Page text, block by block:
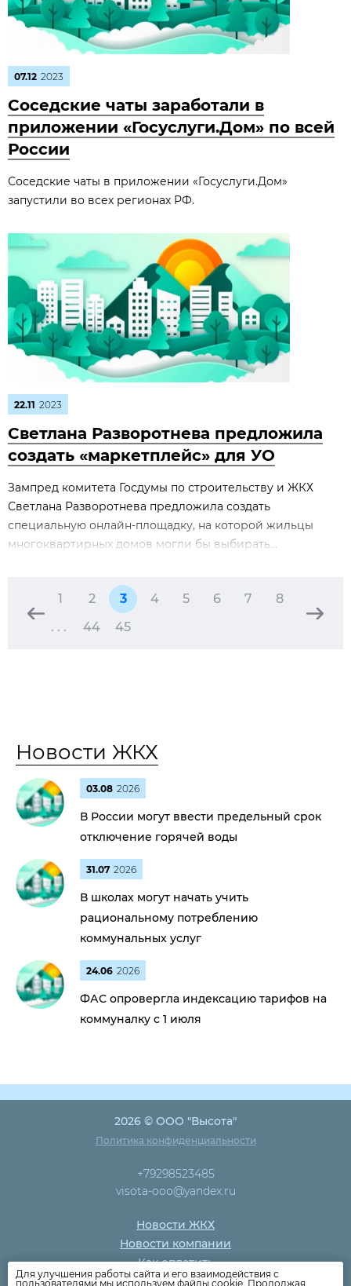
07.12 2023
Соседские чаты заработали в
приложении «Госуслуги.Дом» по всей
России
Соседские чаты в приложении «Госуслуги.Дом»
запустили во всех регионах РФ.
22.11 2023
Светлана Разворотнева предложила
создать «маркетплейс» для УО
Зампред комитета Госдумы по строительству и ЖКХ
Светлана Разворотнева предложила создать
специальную онлайн-площадку, на которой жильцы
многоквартирных домов могли бы выбирать...
1 2 3 4 5 6 7
8
. . .
44 45
Новости ЖКХ
03.08 2026
В России могут ввести предельный срок
отключение горячей воды
31.07 2026
В школах могут начать учить
рациональному потреблению
коммунальных услуг
24.06 2026
ФАС опровергла индексацию тарифов на
коммуналку с 1 июля
2026 © ООО "Высота"
Политика конфиденциальности
+79298523485
visota-ooo@yandex.ru
Новости ЖКХ
Новости компании
Как оплатить
Дома
Для улучшения работы сайта и его взаимодействия с
пользователями мы используем файлы cookie. Продолжая